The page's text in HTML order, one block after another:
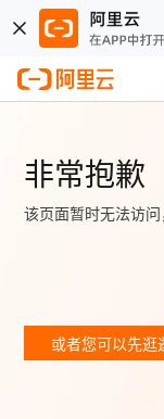
非常抱歉
该页面暂时无法访
或者您可以先逛